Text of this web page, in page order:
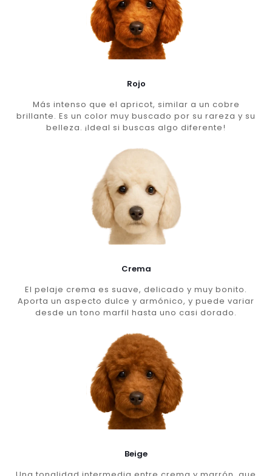
Rojo
Más intenso que el apricot, similar a un cobre
brillante. Es un color muy buscado por su rareza y su
belleza. ¡Ideal si buscas algo diferente!
Crema
El pelaje crema es suave, delicado y muy bonito.
Aporta un aspecto dulce y armónico, y puede variar
desde un tono marfil hasta uno casi dorado.
Beige